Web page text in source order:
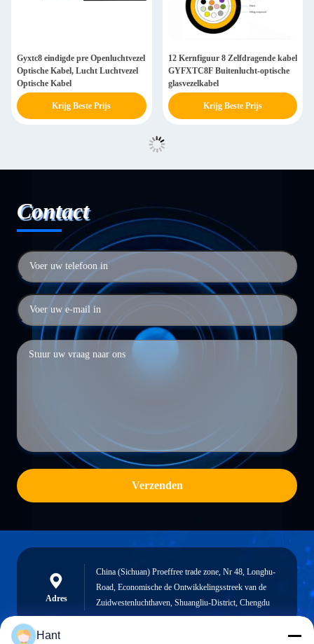
Gyxtc8 eindigde pre Openluchtvezel
Optische Kabel, Lucht Luchtvezel
Optische Kabel
Krijg Beste Prijs
12 Kernfiguur 8 Zelfdragende kabel
GYFXTC8F Buitenlucht-optische
glasvezelkabel
Krijg Beste Prijs
Contact
Verzenden
Adres
China (Sichuan) Proeffree trade zone, Nr 48, Longhu-
Road, Economische de Ontwikkelingsstreek van de
Zuidwestenluchthaven, Shuangliu-District, Chengdu
Hant